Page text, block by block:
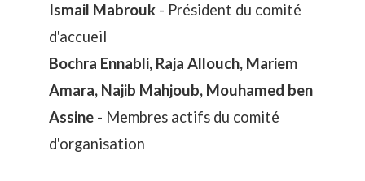
Ismail Mabrouk - Président du comité
d'accueil
Bochra Ennabli, Raja Allouch, Mariem
Amara, Najib Mahjoub, Mouhamed ben
Assine - Membres actifs du comité
d'organisation